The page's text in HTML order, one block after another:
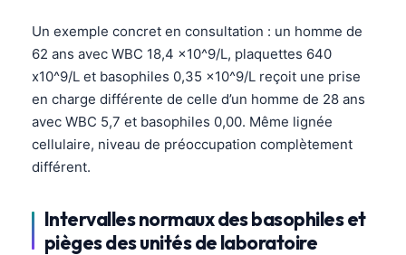
Un exemple concret en consultation : un homme de
62 ans avec WBC 18,4 x10^9/L, plaquettes 640
x10^9/L et basophiles 0,35 x10^9/L reçoit une prise
en charge différente de celle d’un homme de 28 ans
avec WBC 5,7 et basophiles 0,00. Même lignée
cellulaire, niveau de préoccupation complètement
différent.
Intervalles normaux des basophiles et
pièges des unités de laboratoire